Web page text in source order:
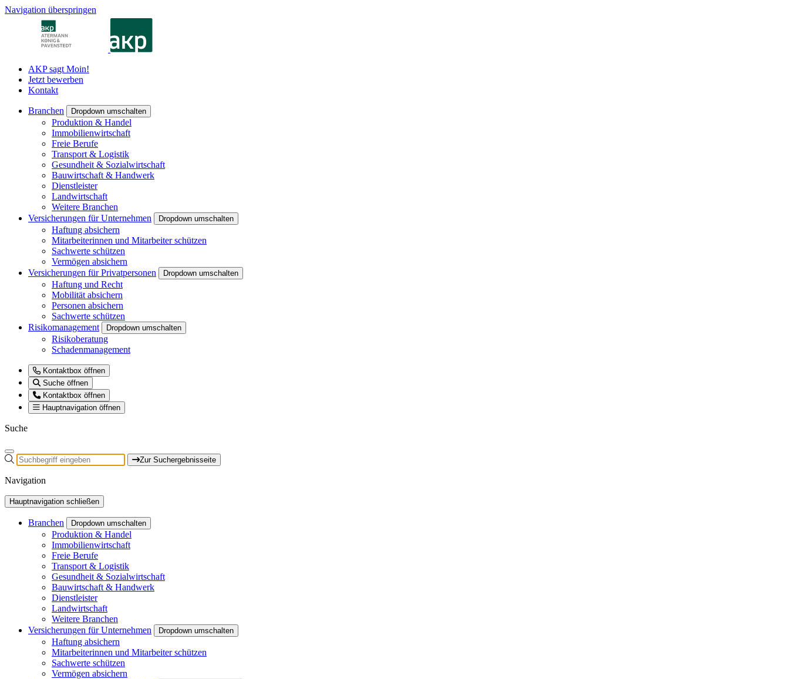
Navigation überspringen
AKP sagt Moin!
Jetzt bewerben
Kontakt
Branchen Dropdown umschalten
Produktion & Handel
Immobilienwirtschaft
Freie Berufe
Transport & Logistik
Gesundheit & Sozialwirtschaft
Bauwirtschaft & Handwerk
Dienstleister
Landwirtschaft
Weitere Branchen
Versicherungen für Unternehmen
Dropdown umschalten
Haftung absichern
Mitarbeiterinnen und Mitarbeiter schützen
Sachwerte schützen
Vermögen absichern
Versicherungen für Privatpersonen
Dropdown umschalten
Haftung und Recht
Mobilität absichern
Personen absichern
Sachwerte schützen
Risikomanagement
Dropdown umschalten
Risikoberatung
Schadenmanagement
Kontaktbox öffnen
Suche öffnen
Kontaktbox öffnen
Hauptnavigation öffnen
Suche
Zur Suchergebnisseite
Navigation
Hauptnavigation schließen
Branchen Dropdown umschalten
Produktion & Handel
Immobilienwirtschaft
Freie Berufe
Transport & Logistik
Gesundheit & Sozialwirtschaft
Bauwirtschaft & Handwerk
Dienstleister
Landwirtschaft
Weitere Branchen
Versicherungen für Unternehmen
Dropdown umschalten
Haftung absichern
Mitarbeiterinnen und Mitarbeiter schützen
Sachwerte schützen
Vermögen absichern